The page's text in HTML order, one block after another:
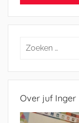
Zoeken
Over juf Inger